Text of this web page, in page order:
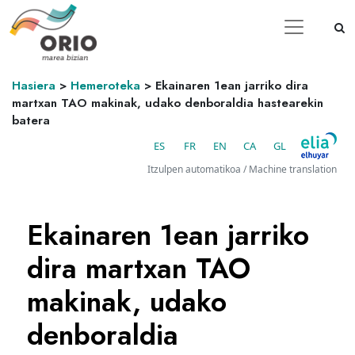
Hasiera > Hemeroteka > Ekainaren 1ean jarriko dira
martxan TAO makinak, udako denboraldia hastearekin
batera
ES FR EN CA GL
Itzulpen automatikoa / Machine translation
Ekainaren 1ean jarriko
dira martxan TAO
makinak, udako
denboraldia